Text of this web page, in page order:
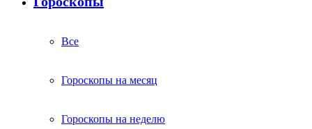
Все
Гороскопы на месяц
Гороскопы на неделю